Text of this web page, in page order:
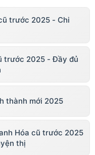
trước 2025 - Chi
trước 2025 - Đầy đủ
thành mới 2025
Hóa cũ trước 2025
thị